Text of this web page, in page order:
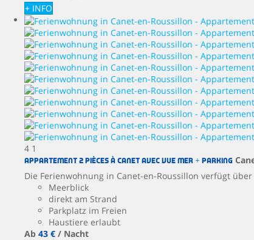
+ INFO
4 1
Appartement 2 Pièces à Canet avec Vue Mer + Parking
Die Ferienwohnung in Canet-en-Roussillon verfügt
Meerblick
direkt am Strand
Parkplatz im Freien
Haustiere erlaubt
Ab 43 € / Nacht